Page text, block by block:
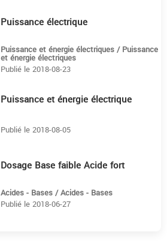
Puissance électrique
Puissance et énergie électriques / Puissance
et énergie électriques
Publié le 2018-08-23
Puissance et énergie électrique
Publié le 2018-08-05
Dosage Base faible Acide fort
Acides - Bases / Acides - Bases
Publié le 2018-06-27